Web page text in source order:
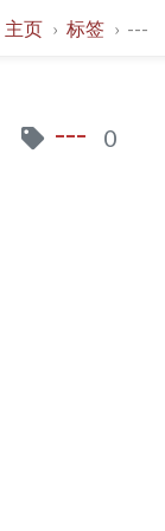
主页 标签 ---
--- 0